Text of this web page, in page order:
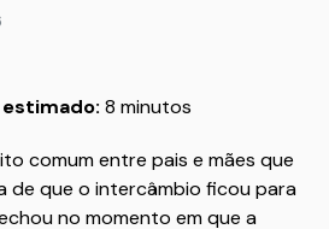
8 minutos
comum entre pais e mães que
de que o intercâmbio ficou para
no momento em que a